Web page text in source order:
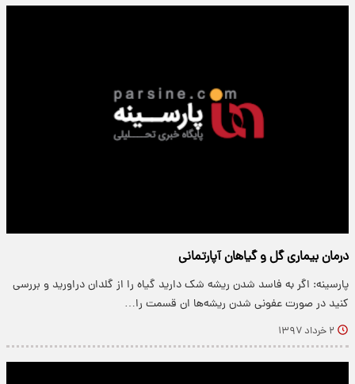
درمان بیماری‌ گل‎ و گیاهان آپارتمانی
پارسینه: اگر به فاسد شدن ریشه شک دارید گیاه را از گلدان دراورید و بررسی
کنید در صورت عفونی شدن ریشه‌ها ان قسمت را…
۲ خرداد ۱۳۹۷